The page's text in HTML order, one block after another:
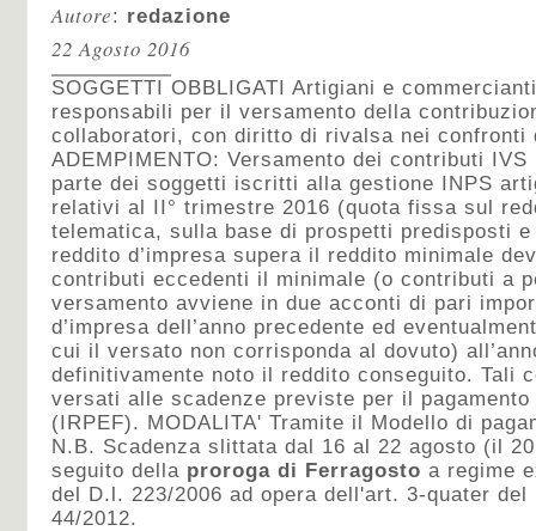
Autore: redazione
22 Agosto 2016
SOGGETTI OBBLIGATI Artigiani e
responsabili per il versamento della
collaboratori, con diritto di rivalsa nei confronti
ADEMPIMENTO: Versamento dei contributi
parte dei soggetti iscritti alla gestione INPS
relativi al II° trimestre 2016 (quota fissa sul
telematica, sulla base di prospetti predisposti
reddito d’impresa supera il reddito minimale
contributi eccedenti il minimale (o contributi a
versamento avviene in due acconti di pari
d’impresa dell’anno precedente ed
cui il versato non corrisponda al dovuto)
definitivamente noto il reddito conseguito. Tali
versati alle scadenze previste per il
(IRPEF). MODALITA' Tramite il Modello di
N.B. Scadenza slittata dal 16 al 22 agosto (il
seguito della proroga di Ferragosto a regime
del D.l. 223/2006 ad opera dell'art. 3-quater
44/2012.